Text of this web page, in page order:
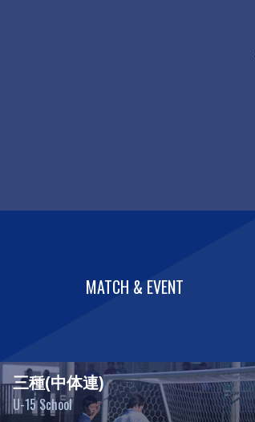
MATCH & EVENT
三種(中体連)
U-15 School